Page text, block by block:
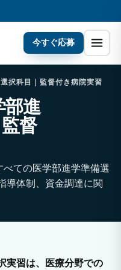
今すぐ応募
択科目｜監督付き病院実習
部進
督
ての医学部進学準備選
導体制、資金調達に関
実習は、医療分野での